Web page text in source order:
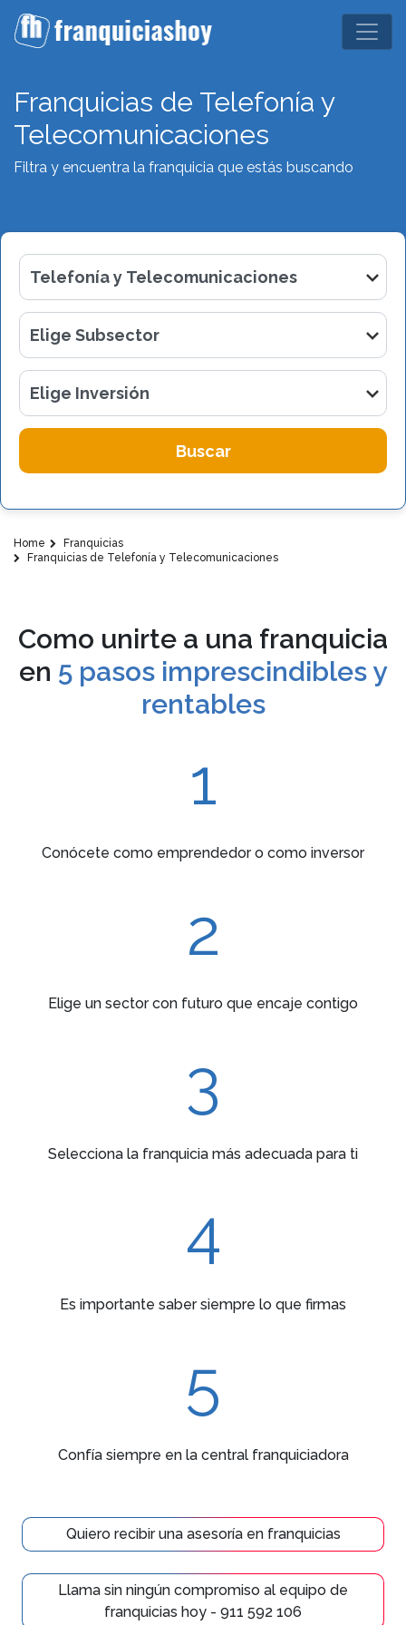
Franquicias de Telefonía y
Telecomunicaciones
Filtra y encuentra la franquicia que estás buscando
Buscar
Home
Franquicias
Franquicias de Telefonía y Telecomunicaciones
Como unirte a una franquicia
en 5 pasos imprescindibles y
rentables
1
Conócete como emprendedor o como inversor
2
Elige un sector con futuro que encaje contigo
3
Selecciona la franquicia más adecuada para ti
4
Es importante saber siempre lo que firmas
5
Confía siempre en la central franquiciadora
Quiero recibir una asesoría en franquicias
Llama sin ningún compromiso al equipo de
franquicias hoy - 911 592 106